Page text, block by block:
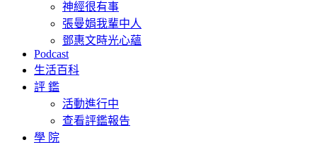
神經很有事
張曼娟我輩中人
鄧惠文時光心蘊
Podcast
生活百科
評 鑑
活動進行中
查看評鑑報告
學 院